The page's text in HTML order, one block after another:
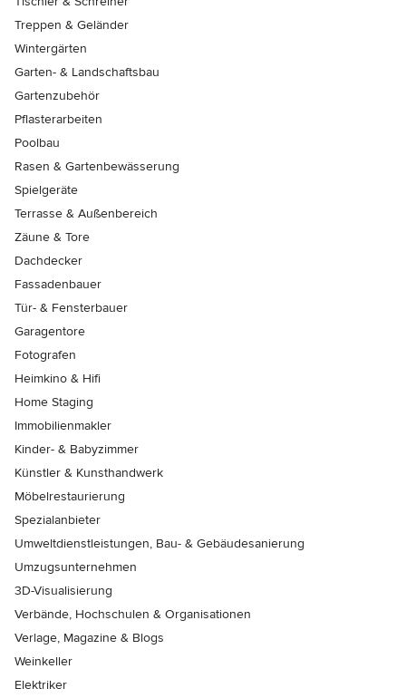
Treppen & Geländer
Wintergärten
Garten- & Landschaftsbau
Gartenzubehör
Pflasterarbeiten
Poolbau
Rasen & Gartenbewässerung
Spielgeräte
Terrasse & Außenbereich
Zäune & Tore
Dachdecker
Fassadenbauer
Tür- & Fensterbauer
Garagentore
Fotografen
Heimkino & Hifi
Home Staging
Immobilienmakler
Kinder- & Babyzimmer
Künstler & Kunsthandwerk
Möbelrestaurierung
Spezialanbieter
Umweltdienstleistungen, Bau- & Gebäudesanierung
Umzugsunternehmen
3D-Visualisierung
Verbände, Hochschulen & Organisationen
Verlage, Magazine & Blogs
Weinkeller
Elektriker